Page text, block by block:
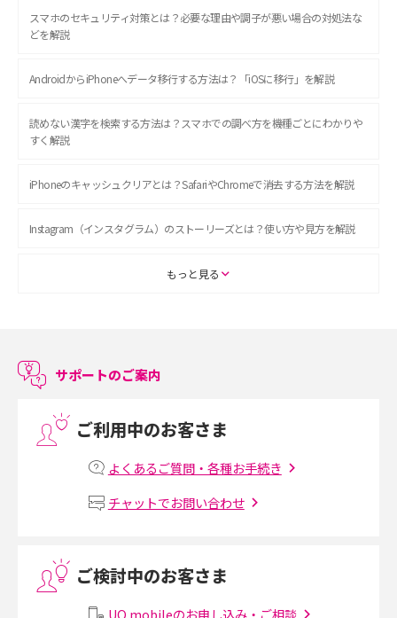
スマホのセキュリティ対策とは？必要な理由や調子が悪い場合の対処法な
どを解説
AndroidからiPhoneへデータ移行する方法は？「iOSに移行」を解説
読めない漢字を検索する方法は？スマホでの調べ方を機種ごとにわかりや
すく解説
iPhoneのキャッシュクリアとは？SafariやChromeで消去する方法を解説
Instagram（インスタグラム）のストーリーズとは？使い方や見方を解説
ASMRとは？初心者向けの代表ジャンルや楽しみ方を解説
LINEで友だちを削除する方法は？方法ごとの影響や復活・復元する方法も
プリペイドSIMとは？種類やメリット・デメリット、利用までの流れを解説
Threads（スレッズ）とは？主な機能や登録方法、投稿の仕方を解説
もっと見る
サポートのご案内
ご利用中のお客さま
よくあるご質問・各種お手続き
チャットでお問い合わせ
ご検討中のお客さま
UQ mobileのお申し込み・ご相談